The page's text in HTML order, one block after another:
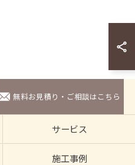
無料お見積り・ご相談はこちら
サービス
施工事例